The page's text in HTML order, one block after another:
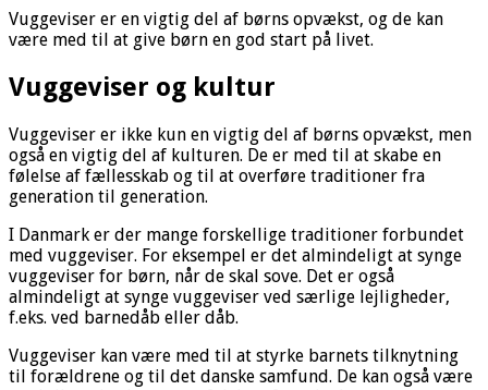
Vuggeviser er en vigtig del af børns opvækst, og de kan
være med til at give børn en god start på livet.
Vuggeviser og kultur
Vuggeviser er ikke kun en vigtig del af børns opvækst, men
også en vigtig del af kulturen. De er med til at skabe en
følelse af fællesskab og til at overføre traditioner fra
generation til generation.
I Danmark er der mange forskellige traditioner forbundet
med vuggeviser. For eksempel er det almindeligt at synge
vuggeviser for børn, når de skal sove. Det er også
almindeligt at synge vuggeviser ved særlige lejligheder,
f.eks. ved barnedåb eller dåb.
Vuggeviser kan være med til at styrke barnets tilknytning
til forældrene og til det danske samfund. De kan også være